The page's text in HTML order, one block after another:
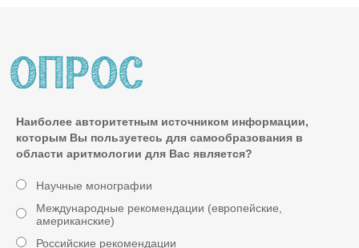
Наиболее авторитетным источником информации,
которым Вы пользуетесь для самообразования в
области аритмологии для Вас является?
Научные монографии
Международные рекомендации (европейские,
американские)
Российские рекомендации